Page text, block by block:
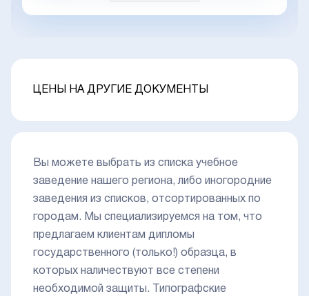
ЦЕНЫ НА ДРУГИЕ ДОКУМЕНТЫ
Вы можете выбрать из списка учебное
заведение нашего региона, либо иногородние
заведения из списков, отсортированных по
городам. Мы специализируемся на том, что
предлагаем клиентам дипломы
государственного (только!) образца, в
которых наличествуют все степени
необходимой защиты. Типографские